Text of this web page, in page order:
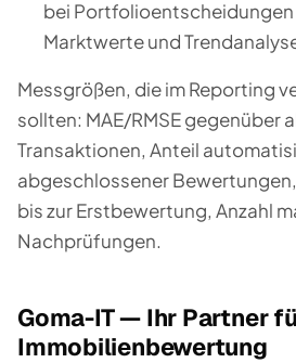
bei
Marktwerte und
Messgrößen, die im Reporting
sollten: MAE/RMSE gegenüber
Transaktionen, Anteil
abgeschlossener
bis zur Erstbewertung, Anzahl
Nachprüfungen.
Goma-IT — Ihr Partner
Immobilienbewertung